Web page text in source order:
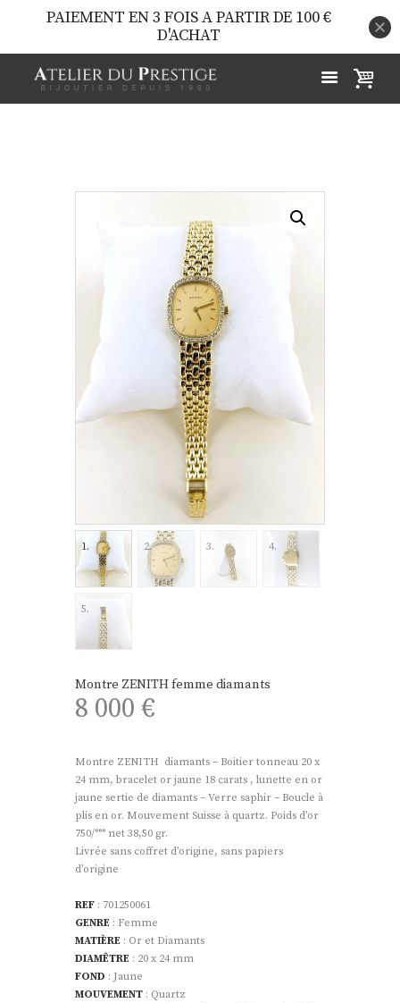
Montre ZENITH femme diamants
8 000 €
Montre ZENITH diamants – Boitier tonneau 20 x
24 mm, bracelet or jaune 18 carats , lunette en or
jaune sertie de diamants – Verre saphir – Boucle à
plis en or. Mouvement Suisse à quartz. Poids d’or
750/°°° net 38,50 gr.
Livrée sans coffret d’origine, sans papiers
d’origine
REF : 701250061
GENRE : Femme
MATIÈRE : Or et Diamants
DIAMÊTRE : 20 x 24 mm
FOND : Jaune
MOUVEMENT : Quartz
PAIEMENT EN 3 FOIS A PARTIR DE 100 €
D'ACHAT